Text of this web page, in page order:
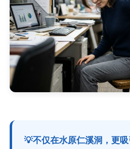
💡不仅在水原仁溪洞，更吸